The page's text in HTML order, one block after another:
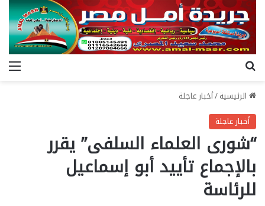
الرئيسية/أخبار عاجلة
أخبار عاجلة
“شورى العلماء السلفى” يقرر
بالإجماع تأييد أبو إسماعيل
للرئاسة